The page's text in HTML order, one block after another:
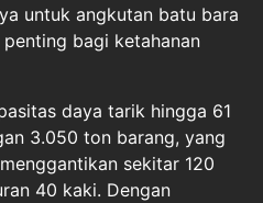
untuk angkutan batu bara
bagi ketahanan
daya tarik hingga 61
3.050 ton barang, yang
sekitar 120
40 kaki. Dengan